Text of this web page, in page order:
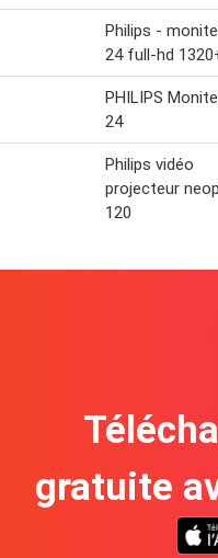
Philips -
24 full-hd
PHILIPS
24
Philips vidéo
projecteur
120
gratuite